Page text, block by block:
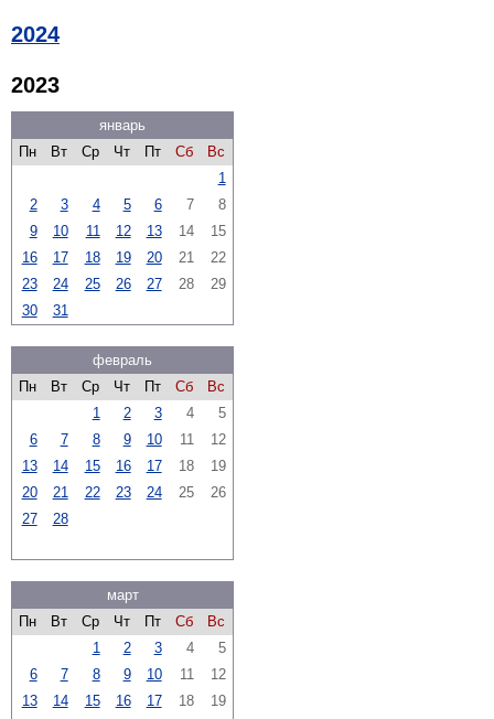
2024
2023
январь
Пн
Вт Ср Чт Пт Сб
Вс
1
2
3 4 5 6 7
8
9
10 11 12 13 14
15
16
17 18 19 20 21
22
23
24 25 26 27 28
29
30
31
февраль
Пн
Вт Ср Чт Пт Сб
Вс
1
2 3 4
5
6
7 8 9 10 11
12
13
14 15 16 17 18
19
20
21 22 23 24 25
26
27
28
март
Пн
Вт Ср Чт Пт Сб
Вс
1
2 3 4
5
6
7 8 9 10 11
12
13
14 15 16 17 18
19